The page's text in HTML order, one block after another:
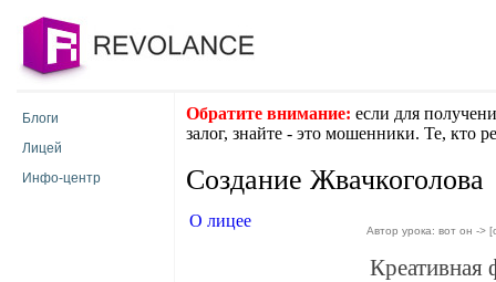
Блоги
Лицей
Инфо-центр
Обратите внимание: если для
залог, знайте - это мошенники. Те, кто
Создание Жвачкоголова
О лицее
Автор урока: вот он ->
Креативная